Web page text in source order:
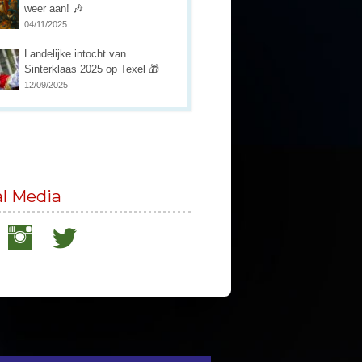
weer aan! 🎶
04/11/2025
Landelijke intocht van
Sinterklaas 2025 op Texel 🎁
12/09/2025
Media